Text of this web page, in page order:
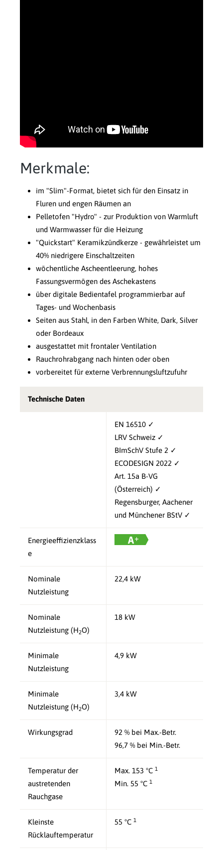
Merkmale:
im "Slim"-Format, bietet sich für den Einsatz in
Fluren und engen Räumen an
Pelletofen "Hydro" - zur Produktion von Warmluft
und Warmwasser für die Heizung
"Quickstart" Keramikzündkerze - gewährleistet um
40% niedrigere Einschaltzeiten
wöchentliche Ascheentleerung, hohes
Fassungsvermögen des Aschekastens
über digitale Bedientafel programmierbar auf
Tages- und Wochenbasis
Seiten aus Stahl, in den Farben White, Dark, Silver
oder Bordeaux
ausgestattet mit frontaler Ventilation
Rauchrohrabgang nach hinten oder oben
vorbereitet für externe Verbrennungsluftzufuhr
Technische Daten
EN 16510 ✓
LRV Schweiz ✓
BImSchV Stufe 2 ✓
ECODESIGN 2022 ✓
Art. 15a B-VG
(Österreich) ✓
Regensburger, Aachener
und Münchener BStV ✓
Energieeffizienzklass
e
Nominale
Nutzleistung
22,4 kW
Nominale
Nutzleistung (H2O)
18 kW
Minimale
Nutzleistung
4,9 kW
Minimale
Nutzleistung (H2O)
3,4 kW
Wirkungsgrad
92 % bei Max.-Betr.
96,7 % bei Min.-Betr.
Temperatur der
austretenden
Rauchgase
Max. 153 °C 1
Min. 55 °C 1
Kleinste
Rücklauftemperatur
55 °C 1